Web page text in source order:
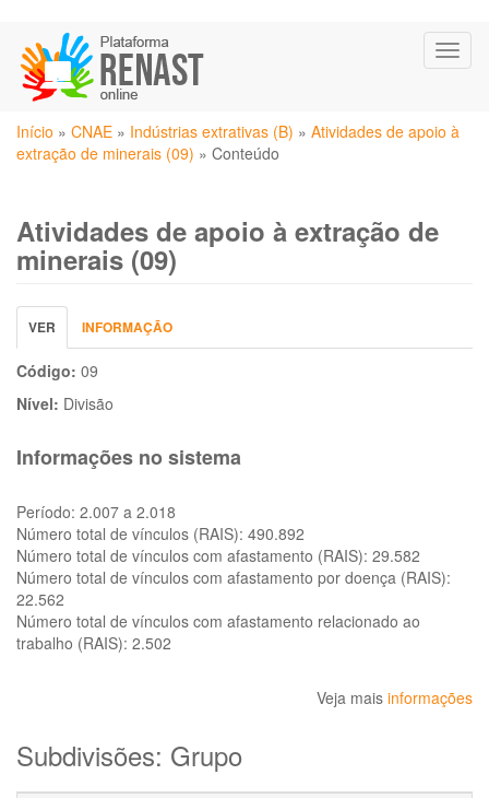
para
conteúdo
principal
Você
está
Início » CNAE » Indústrias extrativas (B) » Atividades de apoio à
extração de minerais (09) » Conteúdo
Atividades de apoio à extração de
minerais (09)
Abas
primárias
VER (ABA
ATIVA)
INFORMAÇÃO
Código: 09
Nível: Divisão
Informações no sistema
Período: 2.007 a 2.018
Número total de vínculos (RAIS): 490.892
Número total de vínculos com afastamento (RAIS): 29.582
Número total de vínculos com afastamento por doença (RAIS):
22.562
Número total de vínculos com afastamento relacionado ao
trabalho (RAIS): 2.502
Veja mais informações
Subdivisões: Grupo